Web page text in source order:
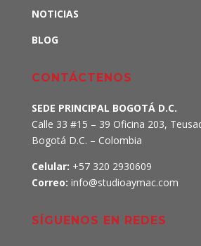
NOTICIAS
BLOG
CONTÁCTENOS
SEDE PRINCIPAL BOGOTÁ D.C.
Calle 33 #15 – 39 Oficina 203,
Bogotá D.C. – Colombia
Celular: +57 320 2930609
Correo: info@studioaymac.com
SÍGUENOS EN REDES